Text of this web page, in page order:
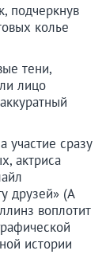
подчеркнув
колье
тени,
лицо
участие сразу
актриса
друзей» (A
воплотит
истории